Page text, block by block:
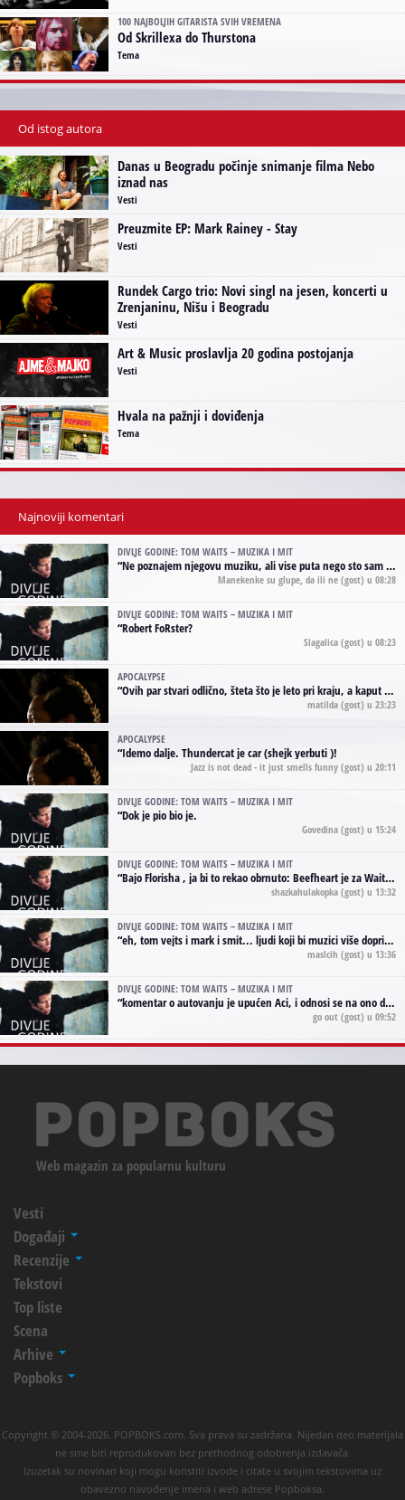
100 NAJBOLJIH GITARISTA SVIH VREMENA
Od Skrillexa do Thurstona
Tema
Od istog autora
Danas u Beogradu počinje snimanje filma Nebo
iznad nas
Vesti
Preuzmite EP: Mark Rainey - Stay
Vesti
Rundek Cargo trio: Novi singl na jesen, koncerti u
Zrenjaninu, Nišu i Beogradu
Vesti
Art & Music proslavlja 20 godina postojanja
Vesti
Hvala na pažnji i doviđenja
Tema
Najnoviji komentari
DIVLJE GODINE: TOM WAITS – MUZIKA I MIT
“Ne poznajem njegovu muziku, ali vise puta nego sto sam to zazeleo gledao sam njegove umjetnicke slike na raznim stranama interneta. Te stoga zakljucujem da je Tom Waits Lady Gaga muzike namrstenih, ma
Manekenke su glupe, da ili ne (gost) u 08:28
DIVLJE GODINE: TOM WAITS – MUZIKA I MIT
“Robert FoRster?
Slagalica (gost) u 08:23
APOCALYPSE
“Ovih par stvari odlično, šteta što je leto pri kraju, a kaput koji te vervoatno podseća na pirotski ćilim je iz tradicije Navaho indijanaca ;)
matilda (gost) u 23:23
APOCALYPSE
“Idemo dalje. Thundercat je car (shejk yerbuti )!
Jazz is not dead - it just smells funny (gost) u 20:11
DIVLJE GODINE: TOM WAITS – MUZIKA I MIT
“Dok je pio bio je.
Govedina (gost) u 15:24
DIVLJE GODINE: TOM WAITS – MUZIKA I MIT
“Bajo Florisha , ja bi to rekao obrnuto: Beefheart je za Waitsa, isto sto i Hendrix za Lenny Kravitza
shazkahulakopka (gost) u 13:32
DIVLJE GODINE: TOM WAITS – MUZIKA I MIT
“eh, tom vejts i mark i smit... ljudi koji bi muzici više doprineli da su radili kao vozači tramvaja u gsp-u.
maslcih (gost) u 13:36
DIVLJE GODINE: TOM WAITS – MUZIKA I MIT
“komentar o autovanju je upućen Aci, i odnosi se na ono drugo autovanje...'senzualnost Waitsa' ;)
go out (gost) u 09:52
Web magazin za popularnu kulturu
Vesti
Događaji
Recenzije
Tekstovi
Top liste
Scena
Arhive
Popboks
Copyright © 2004-2026. POPBOKS.com. Sva prava su zadržana. Nijedan deo materijala
ne sme biti reprodukovan bez prethodnog odobrenja izdavača.
Izuzetak su novinari koji mogu koristiti izvode i citate u svojim tekstovima uz
obavezno navođenje imena i web adrese Popboksa.